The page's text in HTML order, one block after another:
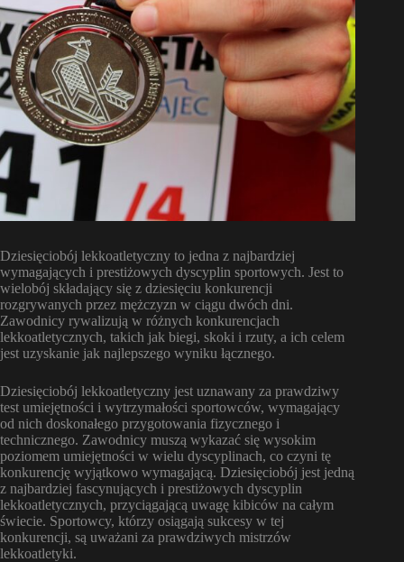
Dziesięciobój lekkoatletyczny to jedna z najbardziej
wymagających i prestiżowych dyscyplin sportowych. Jest to
wielobój składający się z dziesięciu konkurencji
rozgrywanych przez mężczyzn w ciągu dwóch dni.
Zawodnicy rywalizują w różnych konkurencjach
lekkoatletycznych, takich jak biegi, skoki i rzuty, a ich celem
jest uzyskanie jak najlepszego wyniku łącznego.
Dziesięciobój lekkoatletyczny jest uznawany za prawdziwy
test umiejętności i wytrzymałości sportowców, wymagający
od nich doskonałego przygotowania fizycznego i
technicznego. Zawodnicy muszą wykazać się wysokim
poziomem umiejętności w wielu dyscyplinach, co czyni tę
konkurencję wyjątkowo wymagającą. Dziesięciobój jest jedną
z najbardziej fascynujących i prestiżowych dyscyplin
lekkoatletycznych, przyciągającą uwagę kibiców na całym
świecie. Sportowcy, którzy osiągają sukcesy w tej
konkurencji, są uważani za prawdziwych mistrzów
lekkoatletyki.